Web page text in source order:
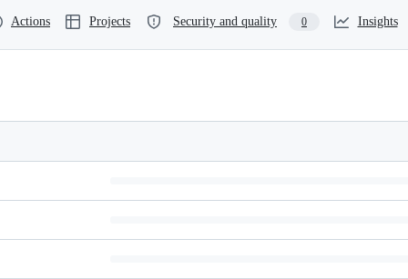
Actions Projects Security and quality 0 Insights